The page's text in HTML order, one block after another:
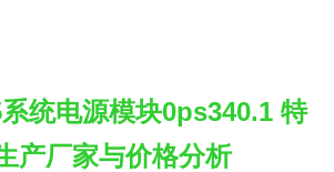
统电源模块0ps340.1 特
产厂家与价格分析